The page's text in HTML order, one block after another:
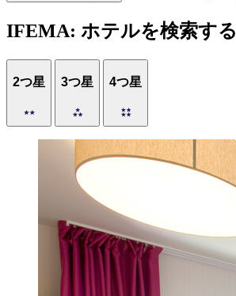
IFEMA: ホテルを検索する
2つ星 3つ星 4つ星